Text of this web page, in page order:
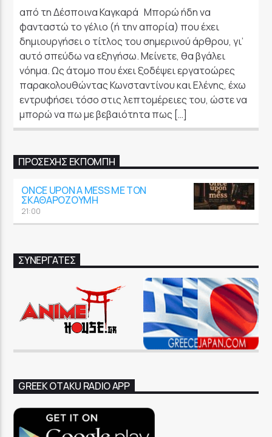
από τη Δέσποινα Καγκαρά Μπορώ ήδη να
φανταστώ το γέλιο (ή την απορία) που έχει
δημιουργήσει ο τίτλος του σημερινού άρθρου, γι’
αυτό σπεύδω να εξηγήσω. Μείνετε, θα βγάλει
νόημα. Ως άτομο που έχει ξοδέψει εργατοώρες
παρακολουθώντας Κωνσταντίνου και Ελένης, έχω
εντρυφήσει τόσο στις λεπτομέρειες του, ώστε να
μπορώ να πω με βεβαιότητα πως […]
ΠΡΟΣΕΧΉΣ ΕΚΠΟΜΠΉ
ONCE UPON A MESS ΜΕ ΤΟΝ
ΣΚΑΘΑΡΟΖΟΎΜΗ
21:00
ΣΥΝΕΡΓΑΤΕΣ
GREEK OTAKU RADIO APP